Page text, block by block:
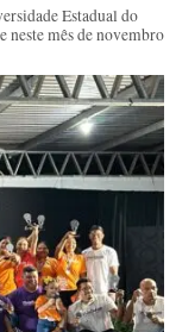
Estadual do
mês de novembro